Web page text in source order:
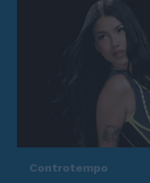
Controtempo